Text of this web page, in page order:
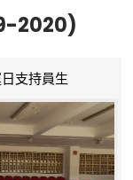
2020)
支持員生